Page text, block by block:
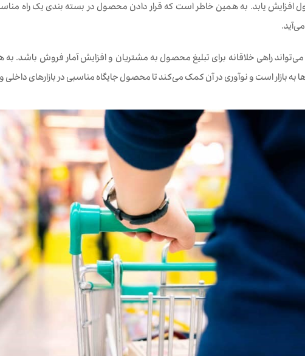
یابد. به همین خاطر است که قرار دادن محصول در بسته بندی یک راه
راهی خلاقانه برای تبلیغ محصول به مشتریان و افزایش آمار فروش باشد.
به بازار است و نوآوری در آن کمک می‌کند تا محصول جایگاه مناسبی در بازارهای داخلی